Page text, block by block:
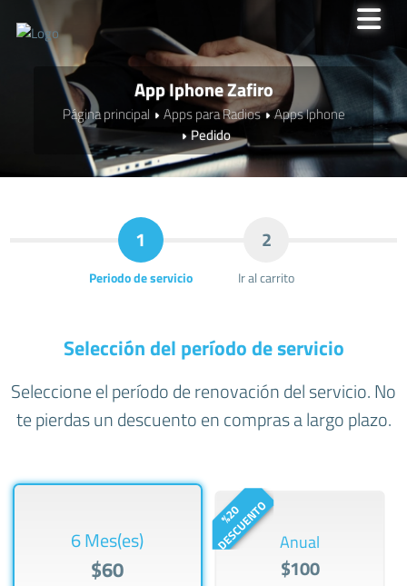
App Iphone Zafiro
Página principal Apps para Radios
Apps Iphone
Pedido
1
Periodo de servicio
2
Ir al carrito
Selección del período de servicio
Seleccione el período de renovación del servicio. No
te pierdas un descuento en compras a largo plazo.
6 Mes(es)
$60
%
2
0
D
E
S
C
U
E
N
T
O Anual
$100